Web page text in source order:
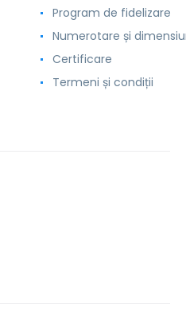
Program de fidelizare
Numerotare și
Certificare
Termeni și condiții